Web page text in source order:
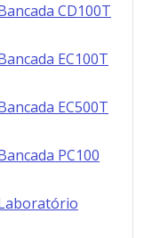
CD100T
EC100T
EC500T
PC100